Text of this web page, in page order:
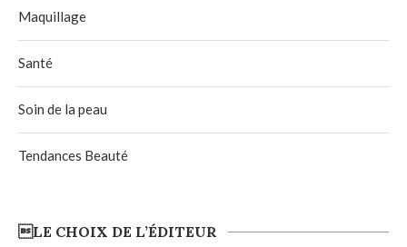
Maquillage
Santé
Soin de la peau
Tendances Beauté
LE CHOIX DE L’ÉDITEUR